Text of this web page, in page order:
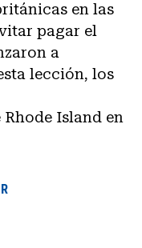
en las
pagar el
a
lección, los
Island en